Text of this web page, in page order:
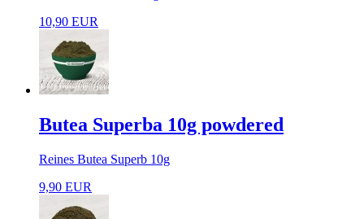
10,90 EUR
Butea Superba 10g powdered
Reines Butea Superb 10g
9,90 EUR